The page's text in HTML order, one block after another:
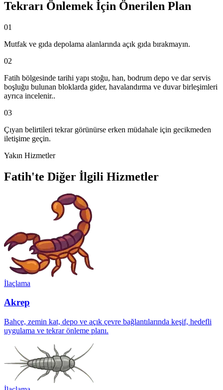
Tekrarı Önlemek İçin Önerilen Plan
01
Mutfak ve gıda depolama alanlarında açık gıda bırakmayın.
02
Fatih bölgesinde tarihi yapı stoğu, han, bodrum depo ve dar servis
boşluğu bulunan bloklarda gider, havalandırma ve duvar birleşimleri
ayrıca incelenir..
03
Çıyan belirtileri tekrar görünürse erken müdahale için gecikmeden
iletişime geçin.
Yakın Hizmetler
Fatih'te Diğer İlgili Hizmetler
İlaçlama
Akrep
Bahçe, zemin kat, depo ve açık çevre bağlantılarında keşif, hedefli
uygulama ve tekrar önleme planı.